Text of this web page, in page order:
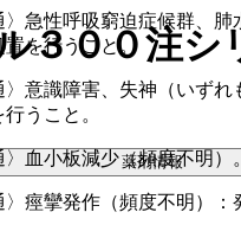
急性呼吸窮迫症候群、肺
を行うこと。
意識障害、失神（いずれ
うこと。
血小板減少（頻度不明）。
痙攣発作（頻度不明）：
３００注シ
薬剤情報